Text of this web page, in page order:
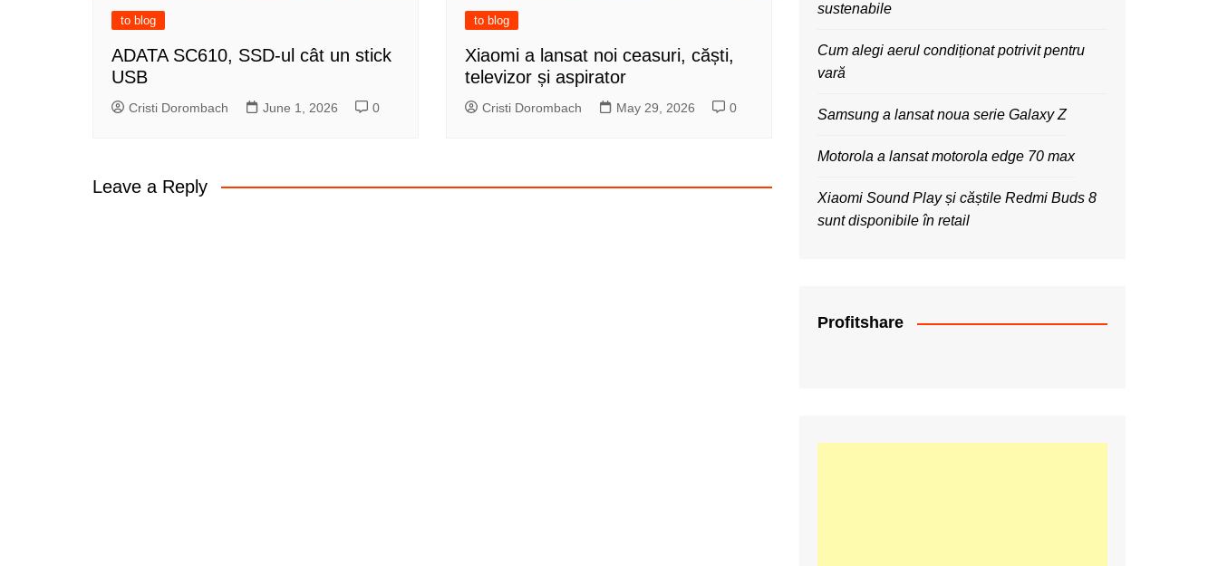
to blog
ADATA SC610, SSD-ul cât un stick
USB
Cristi Dorombach June 1, 2026 0
to blog
Xiaomi a lansat noi ceasuri, căști,
televizor și aspirator
Cristi Dorombach May 29, 2026 0
Leave a Reply
sustenabile
Cum alegi aerul condiționat potrivit pentru
vară
Samsung a lansat noua serie Galaxy Z
Motorola a lansat motorola edge 70 max
Xiaomi Sound Play și căștile Redmi Buds 8
sunt disponibile în retail
Profitshare